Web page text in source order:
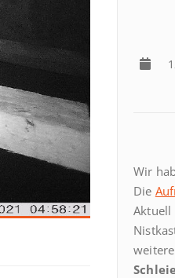
Wir
Die
Aktuell